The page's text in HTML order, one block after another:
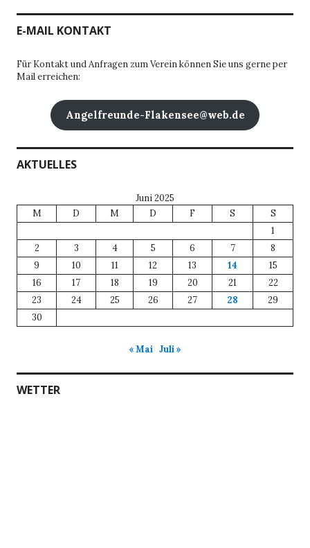
E-MAIL KONTAKT
Für Kontakt und Anfragen zum Verein können Sie uns gerne per
Mail erreichen:
Angelfreunde-Flakensee@web.de
AKTUELLES
Juni 2025
M
D M D F S
S
1
2
3 4 5 6 7
8
9
10 11 12 13 14
15
16
17 18 19 20 21
22
23
24 25 26 27 28
29
30
« Mai Juli »
WETTER